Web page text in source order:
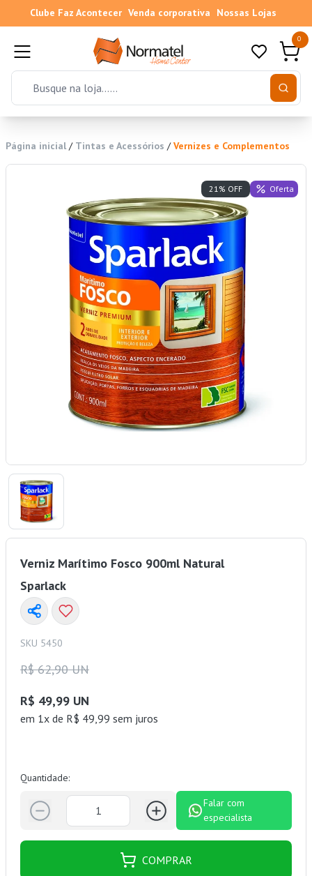
Clube Faz Acontecer Venda corporativa Nossas Lojas
0
Página inicial / Tintas e Acessórios /Vernizes e Complementos
21% OFF Oferta
Verniz Marítimo Fosco 900ml Natural
Sparlack
SKU 5450
R$ 62,90 UN
R$ 49,99 UN
em 1x de R$ 49,99 sem juros
Quantidade:
Falar com
especialista
COMPRAR